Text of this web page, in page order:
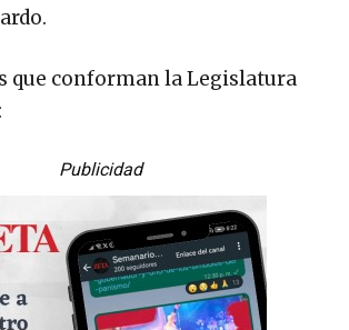
que conforman la Legislatura
Publicidad